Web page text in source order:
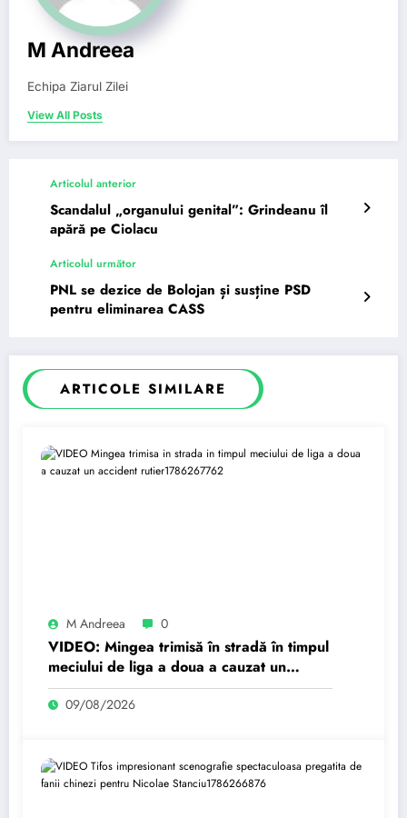
M Andreea
Echipa Ziarul Zilei
View All Posts
Articolul anterior
Scandalul „organului genital”: Grindeanu îl
apără pe Ciolacu
Articolul următor
PNL se dezice de Bolojan și susține PSD
pentru eliminarea CASS
ARTICOLE SIMILARE
M Andreea 0
VIDEO: Mingea trimisă în stradă în timpul
meciului de liga a doua a cauzat un
accident rutier
09/08/2026